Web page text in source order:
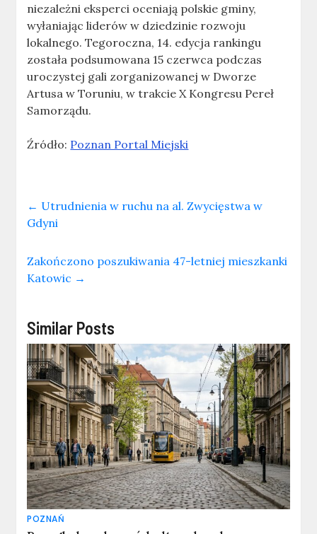
niezależni eksperci oceniają polskie gminy,
wyłaniając liderów w dziedzinie rozwoju
lokalnego. Tegoroczna, 14. edycja rankingu
została podsumowana 15 czerwca podczas
uroczystej gali zorganizowanej w Dworze
Artusa w Toruniu, w trakcie X Kongresu Pereł
Samorządu.
Źródło: Poznan Portal Miejski
← Utrudnienia w ruchu na al. Zwycięstwa w
Gdyni
Zakończono poszukiwania 47-letniej mieszkanki
Katowic →
Similar Posts
POZNAŃ